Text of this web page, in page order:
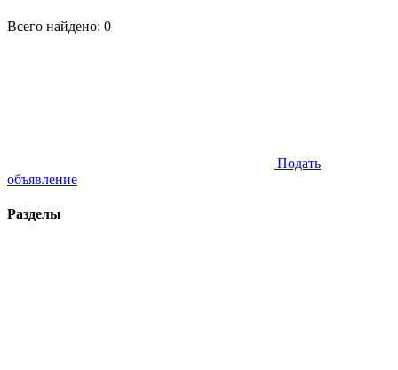
Всего найдено: 0
Подать
объявление
Разделы